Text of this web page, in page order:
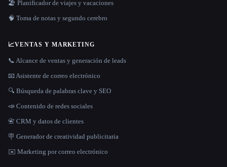
🏖 Planificador de viajes y vacaciones
🧠 Toma de notas y segundo cerebro
📈VENTAS Y MARKETING
📞 Alcance de ventas y generación de leads
📧 Asistente de correo electrónico
🔍 Búsqueda de palabras clave y SEO
📣 Contenido de redes sociales
📇 CRM y datos de clientes
🪧 Generador de creatividad publicitaria
✉️ Marketing por correo electrónico